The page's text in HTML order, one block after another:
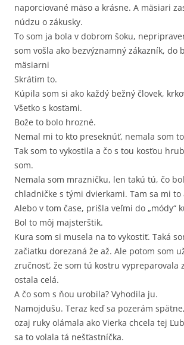
naporciované mäso a krásne. A mäsiari
núdzu o zákusky.
To som ja bola v dobrom šoku,
som vošla ako bezvýznamný zákazník, do
mäsiarni
Skrátim to.
Kúpila som si ako každý bežný človek,
Všetko s kosťami.
Bože to bolo hrozné.
Nemal mi to kto preseknúť, nemala som
Tak som to vykostila a čo s tou kosťou
som.
Nemala som mrazničku, len takú tú, čo
chladničke s tými dvierkami. Tam sa mi
Alebo v tom čase, prišla veľmi do „módy“
Bol to môj majsterštik.
Kura som si musela na to vykostiť. Taká
začiatku dorezaná že až. Ale potom som
zručnosť, že som tú kostru vypreparovala
ostala celá.
A čo som s ňou urobila? Vyhodila ju.
Namojdušu. Teraz keď sa pozerám
ozaj ruky olámala ako Vierka chcela tej
sa to volala tá nešťastníčka.